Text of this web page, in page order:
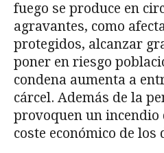
fuego se produce en
agravantes, como
protegidos, alcanzar
poner en riesgo
condena aumenta a
cárcel. Además de la
provoquen un
coste económico de los